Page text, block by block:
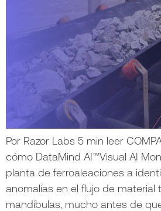
Por Razor Labs 5 min leer
cómo DataMind AI™Visual AI
planta de ferroaleaciones a
anomalías en el flujo de material
mandíbulas, mucho antes de